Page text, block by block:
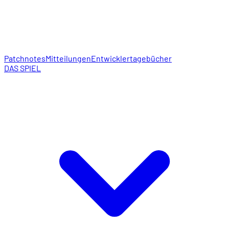
PatchnotesMitteilungenEntwicklertagebücher
DAS SPIEL